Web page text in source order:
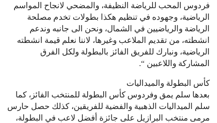
فردوس المحب للرياضة النظيفة، والمضحي لانجاح المواسم
الرياضية، وجهوده في تنظيم هكذا بطولات تخدم مصلحة
الرياضة والرياضيين في الشمال، ونحن الى جانبه وندعم
انشطته، من تقديم الملاعب وغيرها، لاننا نعلم قيمة انشطته
الرياضية، ونبارك للفريق الفائز بالبطولة ولكل الفرق
المشاركة واللاعبين “.
كأس البطولة والميداليات
بعدها سلم يمق وفردوس كأس البطولة للمنتخب الفائز، كما
سلم الميداليات الذهبية والفضية للفريقين، كذلك حصل حارس
مرمى منتخب البرازيل على جائزة أفضل لاعب في البطولة،